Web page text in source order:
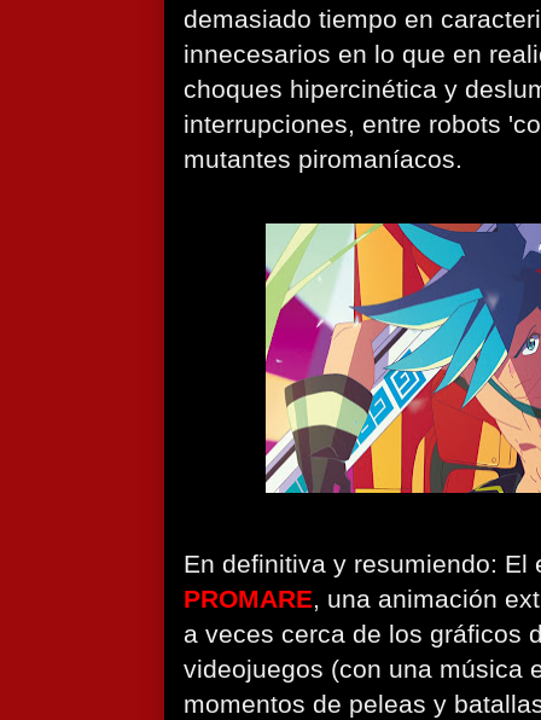
demasiado tiempo en
innecesarios en lo que en
choques hipercinética y
interrupciones, entre robots
mutantes piromaníacos.
En definitiva y resumiendo: El
PROMARE, una animación
a veces cerca de los gráficos
videojuegos (con una música
momentos de peleas y